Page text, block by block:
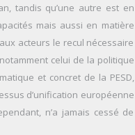
tandis qu’une autre est en
mais aussi en matière
acteurs le recul nécessaire
celui de la politique
et concret de la PESD,
d’unification européenne
n’a jamais cessé de